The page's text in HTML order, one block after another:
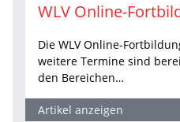
Die WLV Online-
weitere Termine sind
den Bereichen…
Artikel anzeigen